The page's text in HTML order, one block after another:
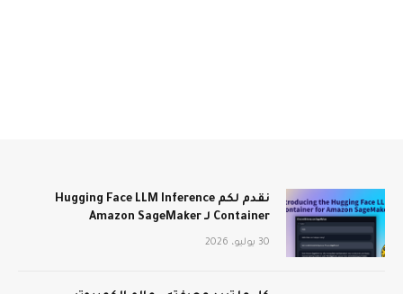
نقدم لكم Hugging Face LLM Inference
Container لـ Amazon SageMaker
30 يوليو، 2026